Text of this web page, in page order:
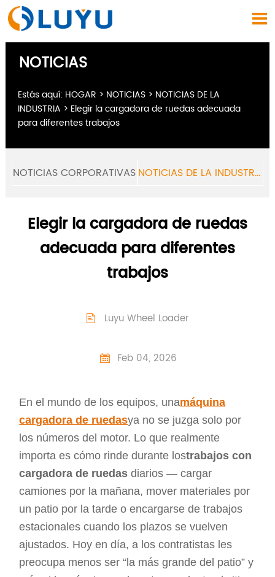

NOTICIAS
Estás aquí: HOGAR > NOTICIAS> NOTICIAS DE LA
INDUSTRIA > Elegir la cargadora de ruedas adecuada
para diferentes trabajos
NOTICIAS CORPORATIVAS NOTICIAS DE LA INDUSTRIA
Elegir la cargadora de ruedas
adecuada para diferentes
trabajos
 Luyu Wheel Loader
 Feb 04, 2026
En el mundo de los equipos, unamáquina
cargadora de ruedasya no se juzga solo por
los números del motor. Lo que realmente
importa es cómo rinde durante lostrabajos con
cargadora de ruedas diarios — cargar
camiones por la mañana, mover materiales por
un patio por la tarde o encargarse de trabajos
estacionales cuando los plazos se vuelven
ajustados. Hoy en día, a los contratistas les
preocupa menos ser “la más grande del patio” y